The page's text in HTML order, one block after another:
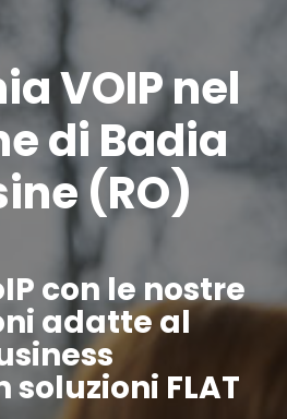
VOIP nel
di Badia
(RO)
con le nostre
adatte al
soluzioni FLAT